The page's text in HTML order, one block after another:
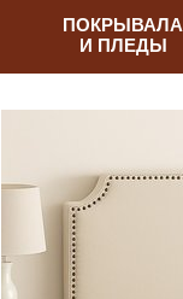
ПОКРЫВАЛА
И ПЛЕДЫ